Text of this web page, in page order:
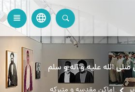
language
view_headline
صلّی الله علیه و آله و سلم